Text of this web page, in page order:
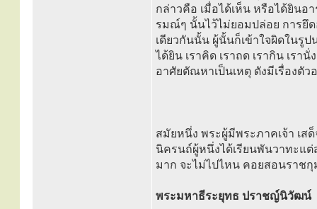
กล่าวคือ เมื่อได้เห็น หรือได้ยินอ
รมณ์ๆ นั้นไว้ไม่ยอมปล่อย การยึด
เดียวกันนั้น ผู้นั้นก็เข้าใจผิดในรู
ได้ยิน เราคิด เราถด เรากิน เรา
อาศัยตัณหาเป็นเหตุ ดังมีเรื่องตัว
สมัยหนึ่ง พระผู้มีพระภาคเจ้า เส
นิครนถ์ผู้หนึ่งได้เรียนพันวาทะแ
มาก จะไม่ไปไหน คอยสอนราช
พระมหาธีระยุทธ ปราชญ์นิวัฒน์